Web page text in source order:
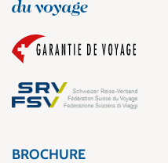
BROCHURE